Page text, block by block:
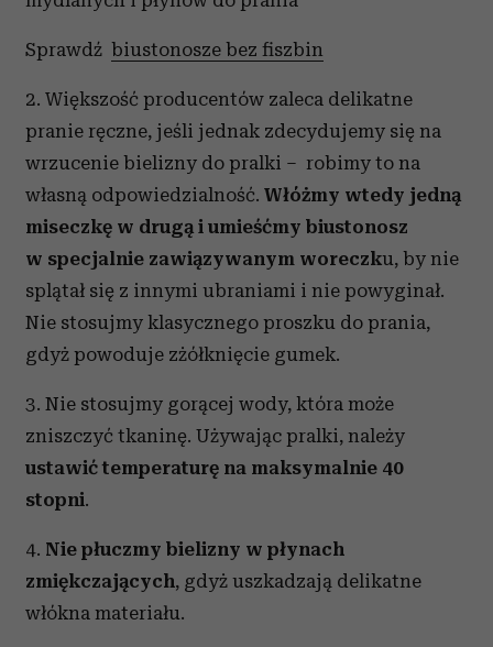
Sprawdź biustonosze bez fiszbin
2. Większość producentów zaleca delikatne
pranie ręczne, jeśli jednak zdecydujemy się na
wrzucenie bielizny do pralki – robimy to na
własną odpowiedzialność. Włóżmy wtedy jedną
miseczkę w drugą i umieśćmy biustonosz
w specjalnie zawiązywanym woreczku, by nie
splątał się z innymi ubraniami i nie powyginał.
Nie stosujmy klasycznego proszku do prania,
gdyż powoduje zżółknięcie gumek.
3. Nie stosujmy gorącej wody, która może
zniszczyć tkaninę. Używając pralki, należy
ustawić temperaturę na maksymalnie 40
stopni.
4. Nie płuczmy bielizny w płynach
zmiękczających, gdyż uszkadzają delikatne
włókna materiału.